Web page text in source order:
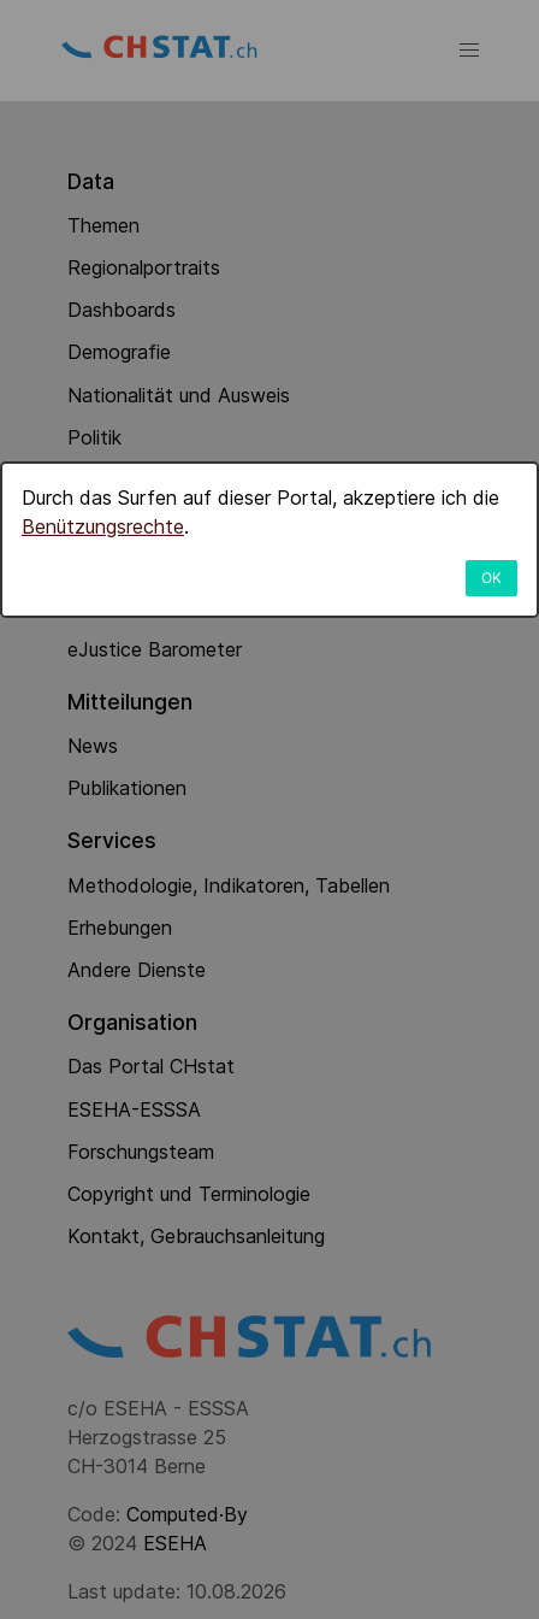
Durch das Surfen auf dieser Portal, akzeptiere ich die
Benützungsrechte.
OK
Data
Themen
Regionalportraits
Dashboards
Demografie
Nationalität und Ausweis
Politik
Wirtschaft
eJustice Barometer
Mitteilungen
News
Publikationen
Services
Methodologie, Indikatoren, Tabellen
Erhebungen
Andere Dienste
Organisation
Das Portal CHstat
ESEHA-ESSSA
Forschungsteam
Copyright und Terminologie
Kontakt, Gebrauchsanleitung
c/o ESEHA - ESSSA
Herzogstrasse 25
CH-3014 Berne
Code: Computed·By
© 2024 ESEHA
Last update: 10.08.2026